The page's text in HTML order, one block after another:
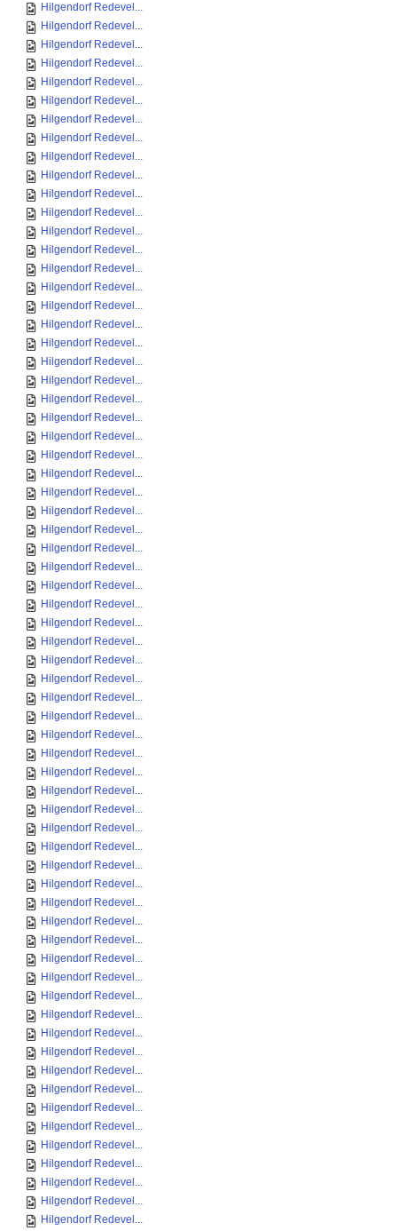
Hilgendorf Redevel...
Hilgendorf Redevel...
Hilgendorf Redevel...
Hilgendorf Redevel...
Hilgendorf Redevel...
Hilgendorf Redevel...
Hilgendorf Redevel...
Hilgendorf Redevel...
Hilgendorf Redevel...
Hilgendorf Redevel...
Hilgendorf Redevel...
Hilgendorf Redevel...
Hilgendorf Redevel...
Hilgendorf Redevel...
Hilgendorf Redevel...
Hilgendorf Redevel...
Hilgendorf Redevel...
Hilgendorf Redevel...
Hilgendorf Redevel...
Hilgendorf Redevel...
Hilgendorf Redevel...
Hilgendorf Redevel...
Hilgendorf Redevel...
Hilgendorf Redevel...
Hilgendorf Redevel...
Hilgendorf Redevel...
Hilgendorf Redevel...
Hilgendorf Redevel...
Hilgendorf Redevel...
Hilgendorf Redevel...
Hilgendorf Redevel...
Hilgendorf Redevel...
Hilgendorf Redevel...
Hilgendorf Redevel...
Hilgendorf Redevel...
Hilgendorf Redevel...
Hilgendorf Redevel...
Hilgendorf Redevel...
Hilgendorf Redevel...
Hilgendorf Redevel...
Hilgendorf Redevel...
Hilgendorf Redevel...
Hilgendorf Redevel...
Hilgendorf Redevel...
Hilgendorf Redevel...
Hilgendorf Redevel...
Hilgendorf Redevel...
Hilgendorf Redevel...
Hilgendorf Redevel...
Hilgendorf Redevel...
Hilgendorf Redevel...
Hilgendorf Redevel...
Hilgendorf Redevel...
Hilgendorf Redevel...
Hilgendorf Redevel...
Hilgendorf Redevel...
Hilgendorf Redevel...
Hilgendorf Redevel...
Hilgendorf Redevel...
Hilgendorf Redevel...
Hilgendorf Redevel...
Hilgendorf Redevel...
Hilgendorf Redevel...
Hilgendorf Redevel...
Hilgendorf Redevel...
Hilgendorf Redevel...